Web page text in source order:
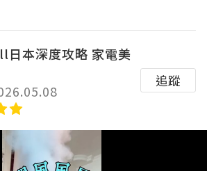
本深度攻略 家電美
追蹤